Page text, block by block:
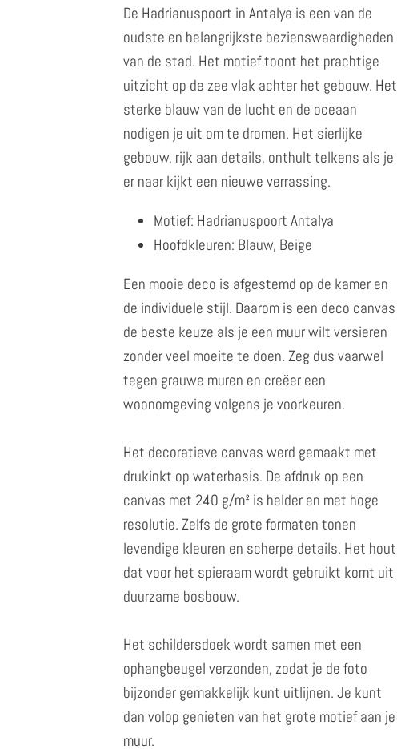
De Hadrianuspoort in Antalya is een van de
oudste en belangrijkste bezienswaardigheden
van de stad. Het motief toont het prachtige
uitzicht op de zee vlak achter het gebouw. Het
sterke blauw van de lucht en de oceaan
nodigen je uit om te dromen. Het sierlijke
gebouw, rijk aan details, onthult telkens als je
er naar kijkt een nieuwe verrassing.
Motief: Hadrianuspoort Antalya
Hoofdkleuren: Blauw, Beige
Een mooie deco is afgestemd op de kamer en
de individuele stijl. Daarom is een deco canvas
de beste keuze als je een muur wilt versieren
zonder veel moeite te doen. Zeg dus vaarwel
tegen grauwe muren en creëer een
woonomgeving volgens je voorkeuren.
Het decoratieve canvas werd gemaakt met
drukinkt op waterbasis. De afdruk op een
canvas met 240 g/m² is helder en met hoge
resolutie. Zelfs de grote formaten tonen
levendige kleuren en scherpe details. Het hout
dat voor het spieraam wordt gebruikt komt uit
duurzame bosbouw.
Het schildersdoek wordt samen met een
ophangbeugel verzonden, zodat je de foto
bijzonder gemakkelijk kunt uitlijnen. Je kunt
dan volop genieten van het grote motief aan je
muur.